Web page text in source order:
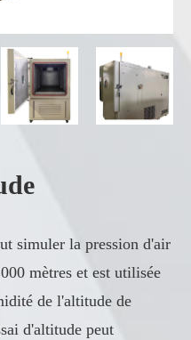
simuler la pression d'air
mètres et est utilisée
de l'altitude de
d'altitude peut